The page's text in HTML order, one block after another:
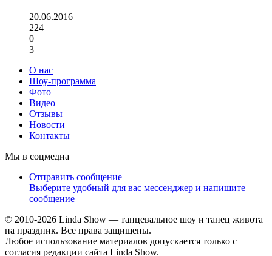
20.06.2016
224
0
3
О нас
Шоу-программа
Фото
Видео
Отзывы
Новости
Контакты
Мы в соцмедиа
Отправить сообщение
Выберите удобный для вас мессенджер и напишите
сообщение
© 2010-2026 Linda Show — танцевальное шоу и танец живота
на праздник. Все права защищены.
Любое использование материалов допускается только с
согласия редакции сайта Linda Show.